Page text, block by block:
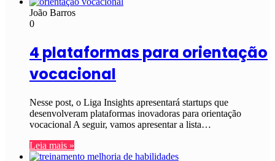
João Barros
0
4 plataformas para orientação
vocacional
Nesse post, o Liga Insights apresentará startups que
desenvolveram plataformas inovadoras para orientação
vocacional A seguir, vamos apresentar a lista…
Leia mais »